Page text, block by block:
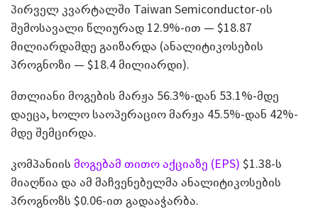
პირველ კვარტალში Taiwan Semiconductor-ის
შემოსავალი წლიურად 12.9%-ით — $18.87
მილიარდამდე გაიზარდა (ანალიტიკოსების
პროგნოზი — $18.4 მილიარდი).
მთლიანი მოგების მარჟა 56.3%-დან 53.1%-მდე
დაეცა, ხოლო საოპერაციო მარჟა 45.5%-დან 42%-
მდე შემცირდა.
კომპანიის მოგებამ თითო აქციაზე (EPS) $1.38-ს
მიაღწია და ამ მაჩვენებელმა ანალიტიკოსების
პროგნოზს $0.06-ით გადააჭარბა.